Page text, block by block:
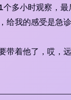
多小时观察，
我的感受是
带着他了，哎